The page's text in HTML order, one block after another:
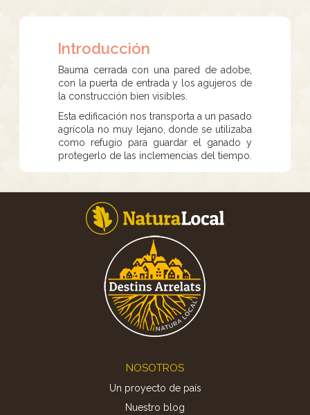
Introducción
Bauma cerrada con una pared de adobe,
con la puerta de entrada y los agujeros de
la construcción bien visibles.
Esta edificación nos transporta a un pasado
agrícola no muy lejano, donde se utilizaba
como refugio para guardar el ganado y
protegerlo de las inclemencias del tiempo.
NOSOTROS
Un proyecto de país
Nuestro blog